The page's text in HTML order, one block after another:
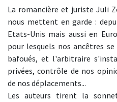
La romancière et juriste Juli
nous mettent en garde :
Etats-Unis mais aussi en
pour lesquels nos ancêtres
bafoués, et l'arbitraire
privées, contrôle de nos
de nos déplacements...
Les auteurs tirent la